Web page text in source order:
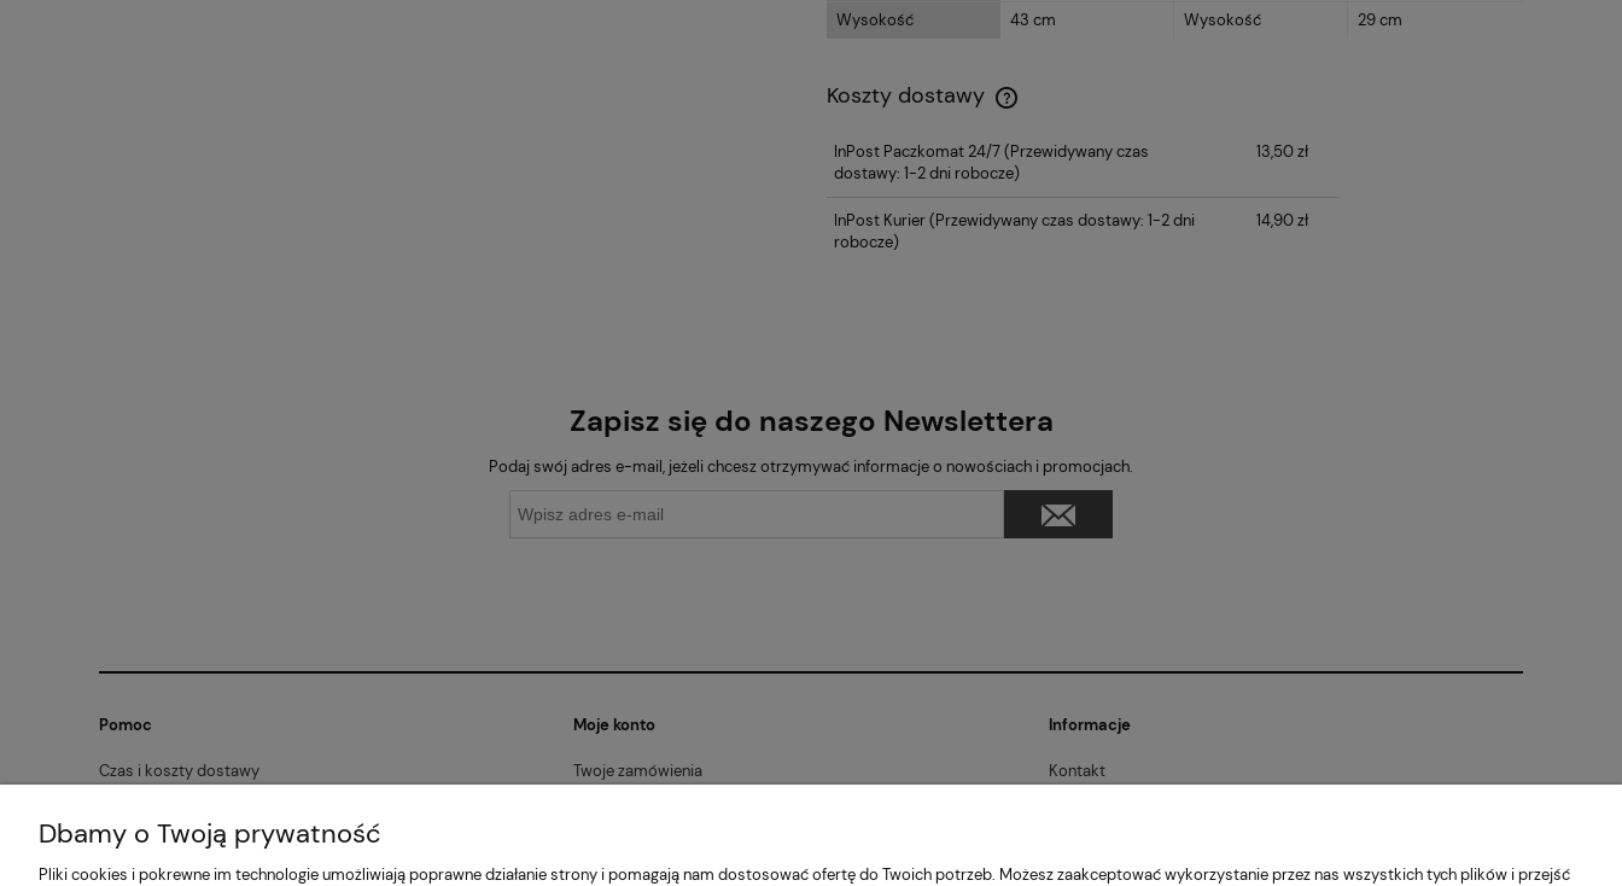
Wysokość
43 cm Wysokość 29 cm
Koszty dostawy
InPost Paczkomat 24/7(Przewidywany czas
dostawy: 1-2 dni robocze)
13,50 zł
InPost Kurier(Przewidywany czas dostawy: 1-2 dni
robocze)
14,90 zł
Zapisz się do naszego Newslettera
Podaj swój adres e-mail, jeżeli chcesz otrzymywać informacje o nowościach i promocjach.
Pomoc
Czas i koszty dostawy
Formy płatności
Moje konto
Twoje zamówienia
Informacje
Kontakt
Dbamy o Twoją prywatność
Pliki cookies i pokrewne im technologie umożliwiają poprawne działanie strony i pomagają nam dostosować ofertę do Twoich potrzeb. Możesz zaakceptować wykorzystanie przez nas wszystkich tych plików i przejść